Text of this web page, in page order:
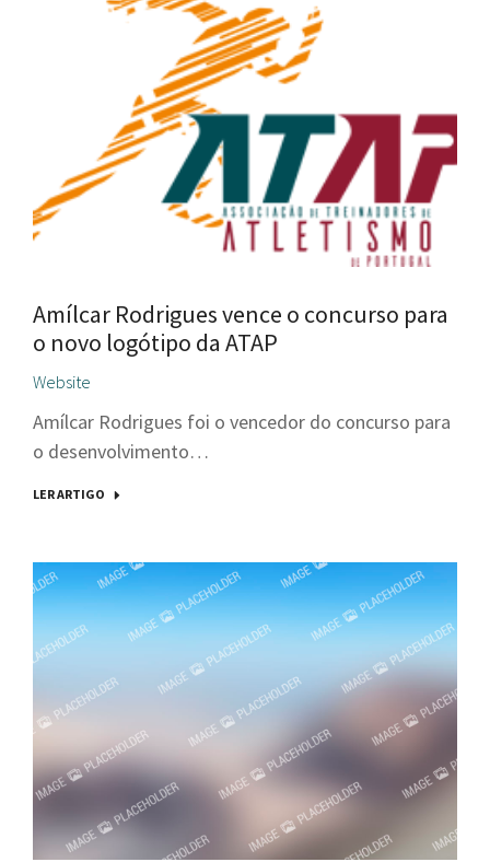
Amílcar Rodrigues vence o concurso para
o novo logótipo da ATAP
Website
Amílcar Rodrigues foi o vencedor do concurso para
o desenvolvimento…
LER ARTIGO